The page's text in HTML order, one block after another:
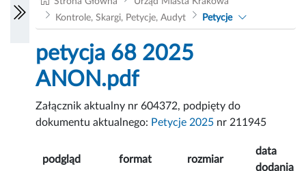
Kontrole, Skargi, Petycje, Audyt
Petycje
petycja 68 2025
ANON.pdf
Załącznik aktualny nr 604372, podpięty do
dokumentu aktualnego: Petycje 2025 nr 211945
podgląd format rozmiar
data
dodania